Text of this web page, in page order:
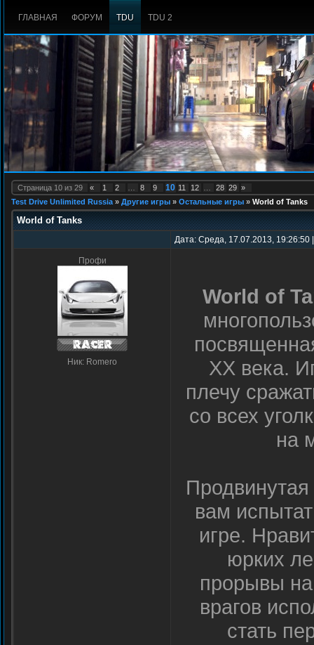
ГЛАВНАЯ ФОРУМ TDU TDU 2
Страница 10 из 29 « 1 2 8 9 10 11 12 28 29 »
Test Drive Unlimited Russia » Другие игры » Остальные игры » World of Tanks
World of Tanks
Дата: Среда, 17.07.2013,
Профи
Ник: Romero
World of
XX века.
плечу
со всех
на
Продвинутая
вам
игре.
юрких
прорывы
врагов
стать